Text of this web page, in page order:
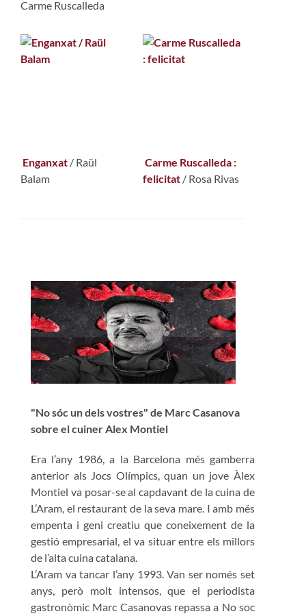
Carme Ruscalleda
Enganxat / Raül
Balam
Carme Ruscalleda :
felicitat / Rosa Rivas
"No sóc un dels vostres" de Marc Casanova
sobre el cuiner Alex Montiel
Era l’any 1986, a la Barcelona més gamberra
anterior als Jocs Olímpics, quan un jove Àlex
Montiel va posar-se al capdavant de la cuina de
L’Aram, el restaurant de la seva mare. I amb més
empenta i geni creatiu que coneixement de la
gestió empresarial, el va situar entre els millors
de l’alta cuina catalana.
L’Aram va tancar l’any 1993. Van ser només set
anys, però molt intensos, que el periodista
gastronòmic Marc Casanovas repassa a No soc